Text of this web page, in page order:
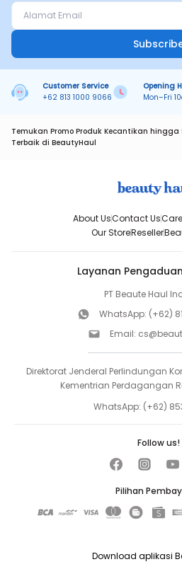
Customer Service
+62 813 1000 9066
Opening
Mon–Fri
Temukan Promo Produk Kecantikan
Terbaik di BeautyHaul
About UsContact Us
Our StoreReseller
Layanan
PT Beaute Haul
WhatsApp: (+62)
Email:
Direktorat Jenderal Perlindungan
Kementrian Perdagangan
WhatsApp: (+62)
Pilihan
Follow us!
Download aplikasi